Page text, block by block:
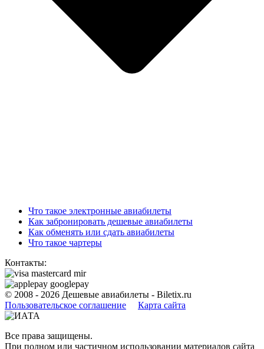
Что такое электронные авиабилеты
Как забронировать дешевые авиабилеты
Как обменять или сдать авиабилеты
Что такое чартеры
Контакты:
© 2008 - 2026 Дешевые авиабилеты - Biletix.ru
Пользовательское соглашениe
Карта сайта
Все права защищены.
При полном или частичном использовании материалов сайта